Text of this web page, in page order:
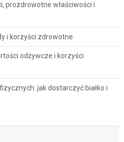
prozdrowotne właściwości i
i korzyści zdrowotne
odżywcze i korzyści
jak dostarczyć białko i